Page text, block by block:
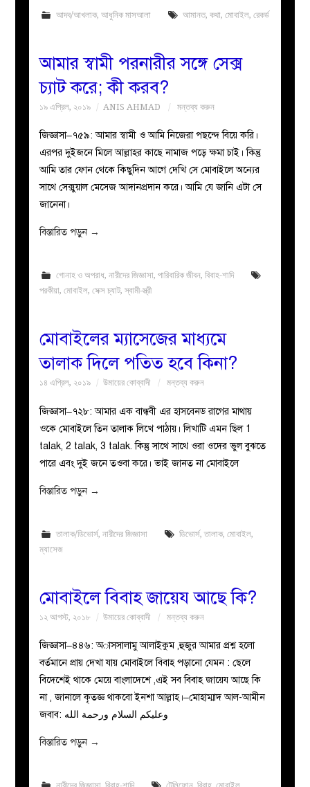
আদব/আখলাক, আধুনিক মাসআলা আমানত, কথা, মোবাইল, রেকর্ড
আমার স্বামী পরনারীর সঙ্গে সেক্স
চ্যাট করে; কী করব?
১৯ এপ্রিল, ২০১৯ ANIS AHMAD মন্তব্য করুন
জিজ্ঞাসা–৭৫৯: আমার স্বামী ও আমি নিজেরা পছন্দে বিয়ে করি।
এরপর দুইজনে মিলে আল্লাহর কাছে নামাজ পড়ে ক্ষমা চাই। কিন্তু
আমি তার ফোন থেকে কিছুদিন আগে দেখি সে মোবাইলে অন্যের
সাথে সেক্সুয়াল মেসেজ আদানপ্রদান করে। আমি যে জানি এটা সে
জানেনা।
বিস্তারিত পড়ুন →
গোনাহ ও অপরাধ, নারীদের জিজ্ঞাসা, পারিবারিক জীবন, বিবাহ-শাদি
পরকীয়া,মোবাইল,সেক্স চ্যাট,স্বামী-স্ত্রী
মোবাইলের ম্যাসেজের মাধ্যমে
তালাক দিলে পতিত হবে কিনা?
১৪ এপ্রিল, ২০১৯ উমায়ের কোব্বাদী মন্তব্য করুন
জিজ্ঞাসা–৭২৮: আমার এক বান্ধবী এর হাসবেনড রাগের মাথায়
ওকে মোবাইলে তিন তালাক লিখে পাঠায়। লিখাটি এমন ছিল 1
talak, 2 talak, 3 talak. কিন্তু সাথে সাথে ওরা ওদের ভুল বুঝতে
পারে এবং দুই জনে তওবা করে। ভাই জানত না মোবাইলে
বিস্তারিত পড়ুন →
তালাক/ডিভোর্স, নারীদের জিজ্ঞাসা ডিভোর্স, তালাক, মোবাইল,
ম্যাসেজ
মোবাইলে বিবাহ জায়েয আছে কি?
১২ আগস্ট, ২০১৮ উমায়ের কোব্বাদী মন্তব্য করুন
জিজ্ঞাসা–৪৪৬: অাসসালামু আলাইকুম ,হুজুর আমার প্রশ্ন হলো
বর্তমানে প্রায় দেখা যায় মোবাইলে বিবাহ পড়ানো যেমন : ছেলে
বিদেশেই থাকে মেয়ে বাংলাদেশে ,এই সব বিবাহ জায়েয আছে কি
না , জানালে কৃতজ্ঞ থাকবো ইনশা আল্লাহ।–মোহাম্মাদ আল-আমীন
জবাব: وعليكم السلام ورحمة الله
বিস্তারিত পড়ুন →